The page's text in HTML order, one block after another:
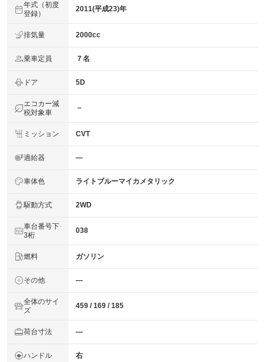
年式（初度
登録）
2011(平成23)年
排気量 2000cc
乗車定員 ７名
ドア 5D
エコカー減
税対象車
－
ミッション CVT
過給器 ―
車体色 ライトブルーマイカメタリック
駆動方式 2WD
車台番号下
3桁
038
燃料 ガソリン
その他 ―
全体のサイ
ズ
459 / 169 / 185
荷台寸法 ―
ハンドル 右